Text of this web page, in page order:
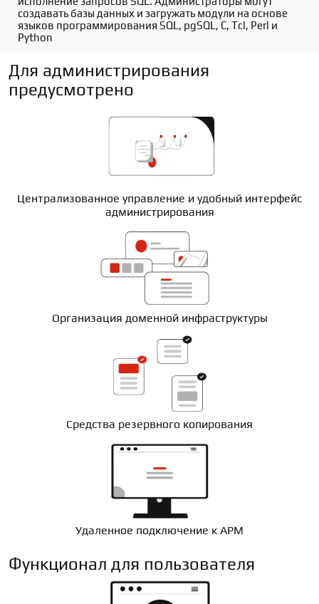
создавать базы данных и загружать модули на основе
языков программирования SQL, pgSQL, C, Tcl, Perl и
Python
Для администрирования
предусмотрено
Централизованное управление и удобный интерфейс
администрирования
Организация доменной инфраструктуры
Средства резервного копирования
Удаленное подключение к АРМ
Функционал для пользователя